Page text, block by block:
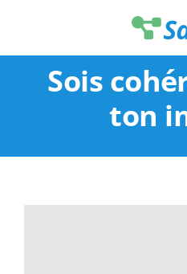
contenu
Sois
ton